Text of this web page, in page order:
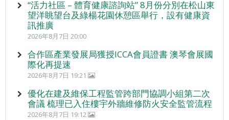
“活力社區 – 體育健康諮詢站” 8月份分別在松山東
望洋眺望台及綠楊花園休憩區舉行，設有健康資
訊推廣
2026年8月7日 20:00
合作區產業發展局獲授ICCA會員證書 澳琴會展國
際化再提速
2026年8月7日 19:21
優化在建及維保工程監管跨部門協調小組第二次
會議 梳理已入住樓宇外牆維修防火安全監管流程
2026年8月7日 19:12